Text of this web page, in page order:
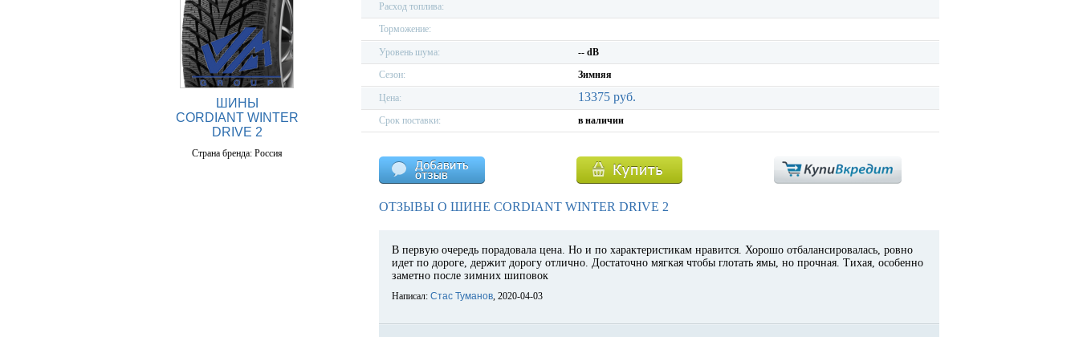
ШИНЫ
CORDIANT WINTER
DRIVE 2
Страна бренда: Россия
Расход топлива:
Торможение:
Уровень шума:
-- dB
Сезон:
Зимняя
Цена: 13375 руб.
Срок поставки: в наличии
ОТЗЫВЫ О ШИНЕ CORDIANT WINTER DRIVE 2
В первую очередь порадовала цена. Но и по характеристикам нравится. Хорошо отбалансировалась, ровно
идет по дороге, держит дорогу отлично. Достаточно мягкая чтобы глотать ямы, но прочная. Тихая, особенно
заметно после зимних шиповок
Написал: Стас Туманов, 2020-04-03